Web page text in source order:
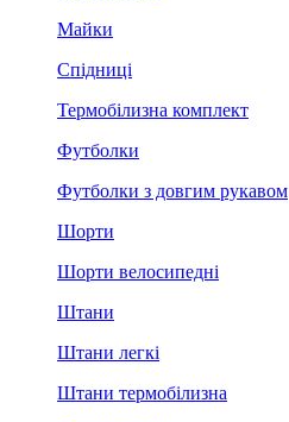
Майки
Спідниці
Термобілизна комплект
Футболки
Футболки з довгим рукавом
Шорти
Шорти велосипедні
Штани
Штани легкі
Штани термобілизна